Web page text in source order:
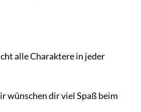
alle Charaktere in jeder
wünschen dir viel Spaß beim